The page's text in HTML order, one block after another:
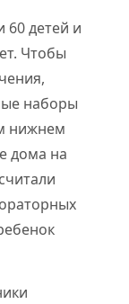
60 детей и
Чтобы
наборы
нижнем
дома на